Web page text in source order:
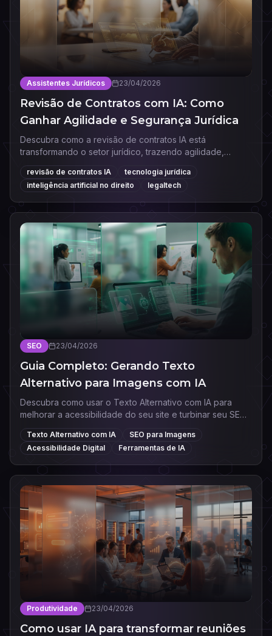
Assistentes Jurídicos 23/04/2026
Revisão de Contratos com IA: Como
Ganhar Agilidade e Segurança Jurídica
Descubra como a revisão de contratos IA está
transformando o setor jurídico, trazendo agilidade,
redução de erros e maior segurança para advogados e
empresas.
revisão de contratos IA
tecnologia jurídica
inteligência artificial no direito
legaltech
SEO 23/04/2026
Guia Completo: Gerando Texto
Alternativo para Imagens com IA
Descubra como usar o Texto Alternativo com IA para
melhorar a acessibilidade do seu site e turbinar seu SEO.
Conheça as melhores ferramentas e práticas.
Texto Alternativo com IA
SEO para Imagens
Acessibilidade Digital
Ferramentas de IA
Produtividade 23/04/2026
Como usar IA para transformar reuniões